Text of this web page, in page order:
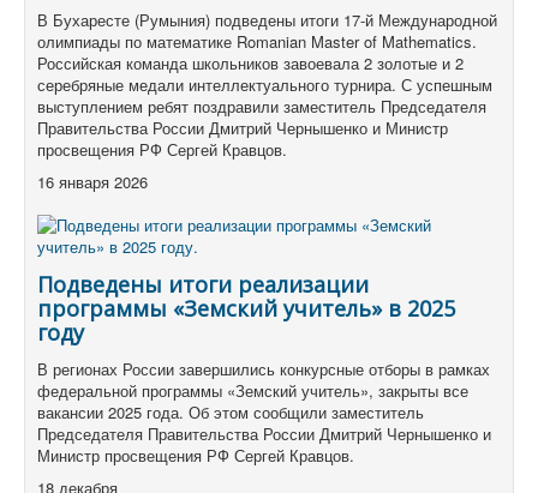
В Бухаресте (Румыния) подведены итоги 17-й Международной
олимпиады по математике Romanian Master of Mathematics.
Российская команда школьников завоевала 2 золотые и 2
серебряные медали интеллектуального турнира. С успешным
выступлением ребят поздравили заместитель Председателя
Правительства России Дмитрий Чернышенко и Министр
просвещения РФ Сергей Кравцов.
16 января 2026
Подведены итоги реализации
программы «Земский учитель» в 2025
году
В регионах России завершились конкурсные отборы в рамках
федеральной программы «Земский учитель», закрыты все
вакансии 2025 года. Об этом сообщили заместитель
Председателя Правительства России Дмитрий Чернышенко и
Министр просвещения РФ Сергей Кравцов.
18 декабря